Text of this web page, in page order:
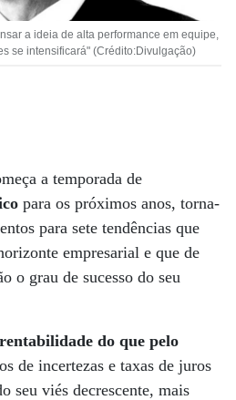
a ideia de alta performance em equipe,
se intensificará" (Crédito:Divulgação)
a temporada de
para os próximos anos, torna-
para sete tendências que
empresarial e que de
o grau de sucesso do seu
do que pelo
de incertezas e taxas de juros
seu viés decrescente, mais